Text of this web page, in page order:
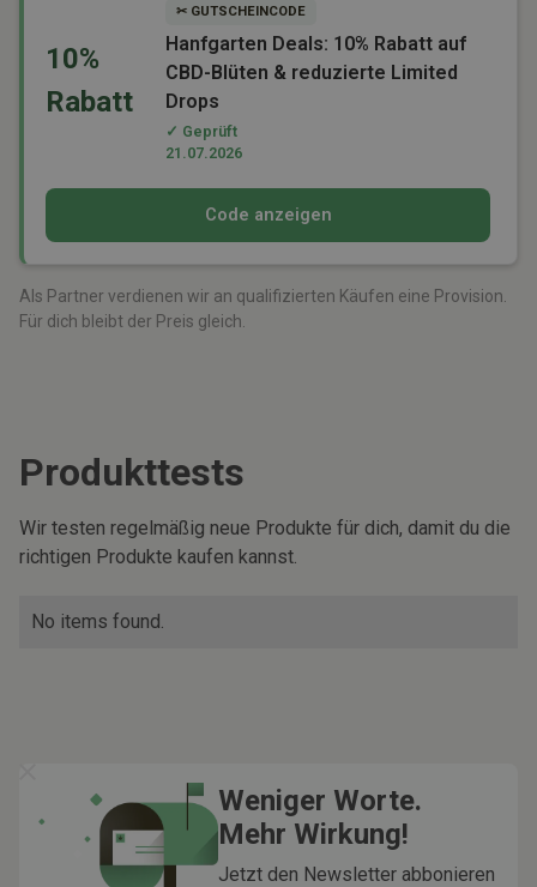
10%
Rabatt
✂ GUTSCHEINCODE
Hanfgarten Deals: 10% Rabatt auf
CBD-Blüten & reduzierte Limited
Drops
✓ Geprüft
21.07.2026
Code anzeigen
Als Partner verdienen wir an qualifizierten Käufen eine Provision.
Für dich bleibt der Preis gleich.
Produkttests
Wir testen regelmäßig neue Produkte für dich, damit du die
richtigen Produkte kaufen kannst.
No items found.
Weniger Worte.
Mehr Wirkung!
Jetzt den Newsletter abbonieren